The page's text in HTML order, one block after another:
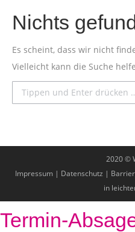
Nichts
Es scheint, dass wir nicht
Vielleicht kann die Suche
Search:
2020 ©
Impressum | Datenschutz |
in
Termin-